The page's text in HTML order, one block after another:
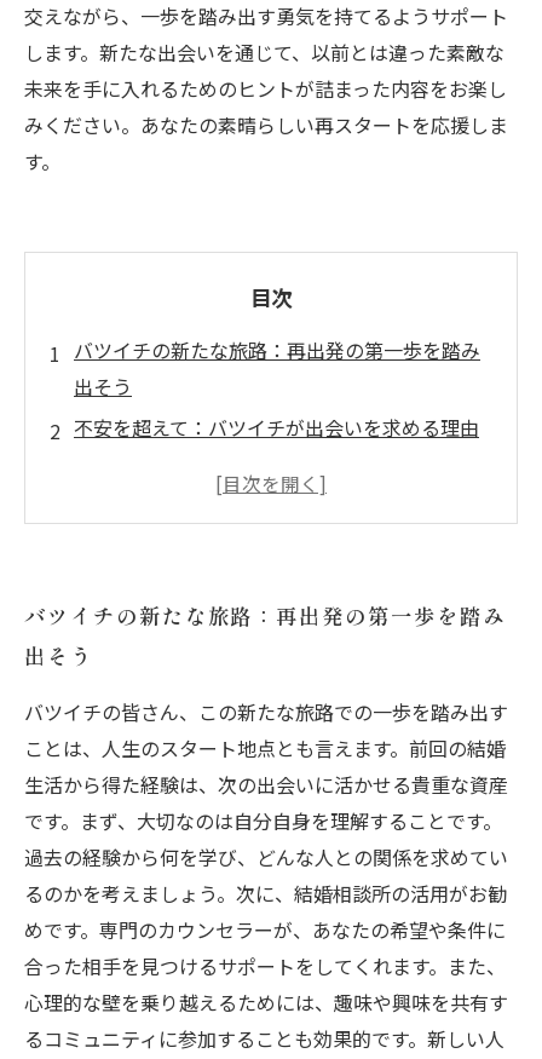
交えながら、一歩を踏み出す勇気を持てるようサポート
します。新たな出会いを通じて、以前とは違った素敵な
未来を手に入れるためのヒントが詰まった内容をお楽し
みください。あなたの素晴らしい再スタートを応援しま
す。
目次
バツイチの新たな旅路：再出発の第一歩を踏み
出そう
不安を超えて：バツイチが出会いを求める理由
結婚相談所の活用法：将来のパートナーを見つ
人間関係の築き方：新しい愛への扉を開く方法
再婚前に考えること：心の準備が必要な理由
新たな出会いから得られる未来：素敵な人生の
始まり
バツイチの新たな旅路：再出発の第一歩を踏み
出そう
バツイチの皆さん、この新たな旅路での一歩を踏み出す
ことは、人生のスタート地点とも言えます。前回の結婚
生活から得た経験は、次の出会いに活かせる貴重な資産
です。まず、大切なのは自分自身を理解することです。
過去の経験から何を学び、どんな人との関係を求めてい
るのかを考えましょう。次に、結婚相談所の活用がお勧
めです。専門のカウンセラーが、あなたの希望や条件に
合った相手を見つけるサポートをしてくれます。また、
心理的な壁を乗り越えるためには、趣味や興味を共有す
るコミュニティに参加することも効果的です。新しい人